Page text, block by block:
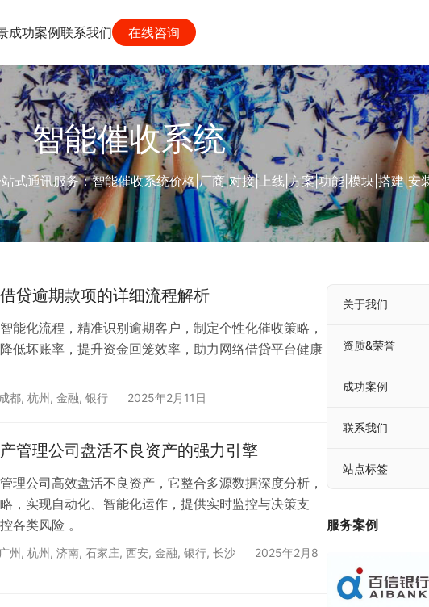
成功案例联系我们 在线咨询
智能催收系统
式通讯服务：智能催收系统价格|厂商|对接|上线|方案|功能|模块|搭建|安
贷逾期款项的详细流程解析
能化流程，精准识别逾期客户，制定个性化催收策略，
低坏账率，提升资金回笼效率，助力网络借贷平台健康
成都, 杭州, 金融, 银行 2025年2月11日
管理公司盘活不良资产的强力引擎
理公司高效盘活不良资产，它整合多源数据深度分析，
，实现自动化、智能化运作，提供实时监控与决策支
各类风险 。
广州, 杭州, 济南, 石家庄, 西安, 金融, 银行, 长沙
2025年2月8
关于我们
资质&荣誉
成功案例
联系我们
站点标签
服务案例